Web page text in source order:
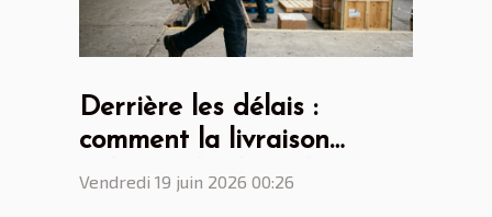
Derrière les délais :
comment la livraison
influence le choix de votre
Vendredi 19 juin 2026 00:26